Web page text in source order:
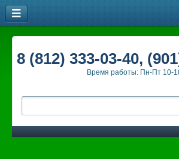
8 (812) 333-03-40,
Время работы: Пн-Пт 10-